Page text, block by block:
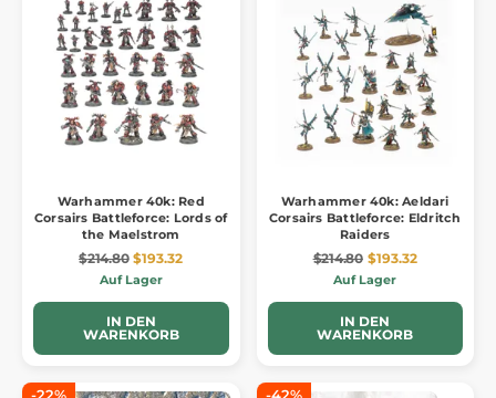
Warhammer 40k: Red
Corsairs Battleforce: Lords of
the Maelstrom
$214.80 $193.32
Auf Lager
IN DEN
WARENKORB
Warhammer 40k: Aeldari
Corsairs Battleforce: Eldritch
Raiders
$214.80 $193.32
Auf Lager
IN DEN
WARENKORB